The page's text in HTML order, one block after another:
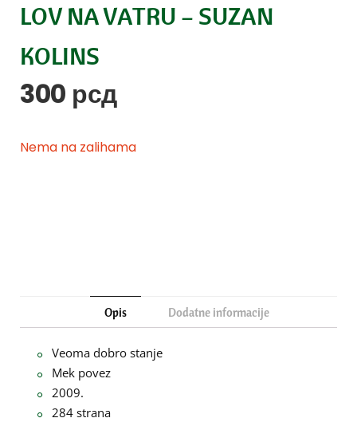
LOV NA VATRU – SUZAN
KOLINS
300 рсд
Nema na zalihama
Opis Dodatne informacije
Veoma dobro stanje
Mek povez
2009.
284 strana